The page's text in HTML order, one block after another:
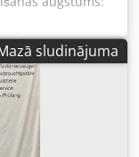
mm, nobraukums:
no 2008. gada un ir
1.400 mm
mm. Tikai
tērauda
69 cm;
lādētāju. Skatiet
sludinājuma